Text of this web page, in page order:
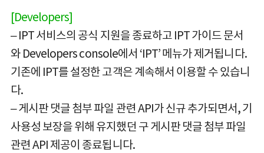
[Developers]
– IPT 서비스의 공식 지원을 종료하고 IPT 가이드 문서
와 Developers console에서 ‘IPT’ 메뉴가 제거됩니다.
기존에 IPT를 설정한 고객은 계속해서 이용할 수 있습니
다.
– 게시판 댓글 첨부 파일 관련 API가 신규 추가되면서, 기
사용성 보장을 위해 유지했던 구 게시판 댓글 첨부 파일
관련 API 제공이 종료됩니다.